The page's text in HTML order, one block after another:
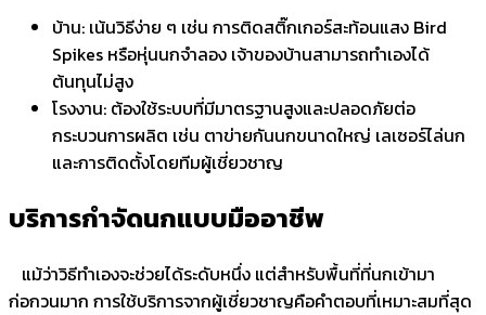
บ้าน: เน้นวิธีง่าย ๆ เช่น การติดสติ๊กเกอร์สะท้อนแสง Bird
Spikes หรือหุ่นนกจำลอง เจ้าของบ้านสามารถทำเองได้
ต้นทุนไม่สูง
โรงงาน: ต้องใช้ระบบที่มีมาตรฐานสูงและปลอดภัยต่อ
กระบวนการผลิต เช่น ตาข่ายกันนกขนาดใหญ่ เลเซอร์ไล่นก
และการติดตั้งโดยทีมผู้เชี่ยวชาญ
บริการกำจัดนกแบบมืออาชีพ
แม้ว่าวิธีทำเองจะช่วยได้ระดับหนึ่ง แต่สำหรับพื้นที่ที่นกเข้ามา
ก่อกวนมาก การใช้บริการจากผู้เชี่ยวชาญคือคำตอบที่เหมาะสมที่สุด